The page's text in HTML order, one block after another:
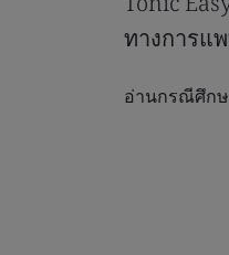
ทางการแ
อ่านกรณีศึก